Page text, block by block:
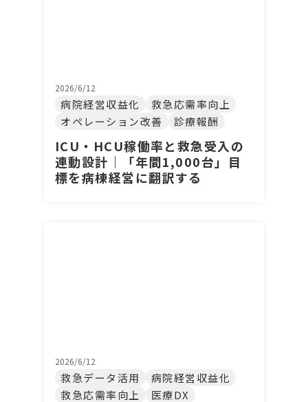
2026/6/12
病院経営収益化
救急応需率向上
オペレーション改善
診療報酬
ICU・HCU稼働率と救急受入の
連動設計｜「年間1,000台」目
標を病棟経営に翻訳する
2026/6/12
救急データ活用
病院経営収益化
救急応需率向上
医療DX